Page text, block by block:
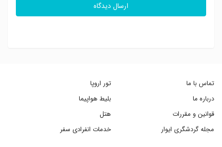
ارسال دیدگاه
تماس با ما
درباره ما
قوانین و مقررات
مجله گردشگری ایوار
تور اروپا
بلیط هواپیما
هتل
خدمات انفرادی سفر